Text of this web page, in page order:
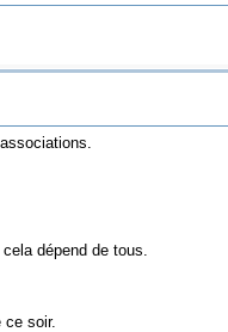
dépend de tous.
ce soir.